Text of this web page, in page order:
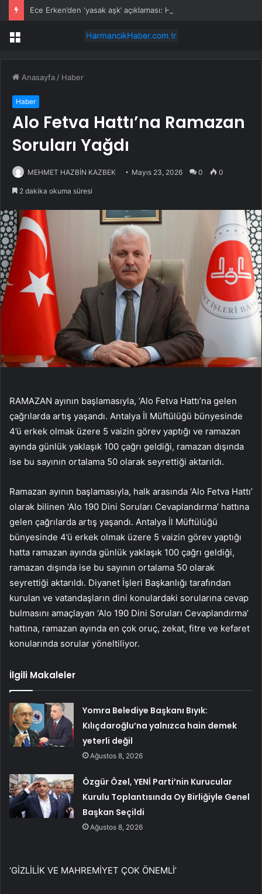
Menü
Anasayfa / Haber
Haber
Alo Fetva Hattı’na Ramazan
Soruları Yağdı
MEHMET HAZBİN KAZBEK Mayıs 23, 2026 0 0
2 dakika okuma süresi
RAMAZAN ayının başlamasıyla, ‘Alo Fetva Hattı’na gelen
çağrılarda artış yaşandı. Antalya İl Müftülüğü bünyesinde
4’ü erkek olmak üzere 5 vaizin görev yaptığı ve ramazan
ayında günlük yaklaşık 100 çağrı geldiği, ramazan dışında
ise bu sayının ortalama 50 olarak seyrettiği aktarıldı.
Ramazan ayının başlamasıyla, halk arasında ‘Alo Fetva Hattı’
olarak bilinen ‘Alo 190 Dini Soruları Cevaplandırma’ hattına
gelen çağrılarda artış yaşandı. Antalya İl Müftülüğü
bünyesinde 4’ü erkek olmak üzere 5 vaizin görev yaptığı
hatta ramazan ayında günlük yaklaşık 100 çağrı geldiği,
ramazan dışında ise bu sayının ortalama 50 olarak
seyrettiği aktarıldı. Diyanet İşleri Başkanlığı tarafından
kurulan ve vatandaşların dini konulardaki sorularına cevap
bulmasını amaçlayan ‘Alo 190 Dini Soruları Cevaplandırma’
hattına, ramazan ayında en çok oruç, zekat, fitre ve kefaret
konularında sorular yöneltiliyor.
İlgili Makaleler
Yomra Belediye Başkanı Bıyık:
Kılıçdaroğlu’na yalnızca hain demek
yeterli değil
Ağustos 8, 2026
Özgür Özel, YENİ Parti’nin Kurucular
Kurulu Toplantısında Oy Birliğiyle Genel
Başkan Seçildi
Ağustos 8, 2026
‘GİZLİLİK VE MAHREMİYET ÇOK ÖNEMLİ’